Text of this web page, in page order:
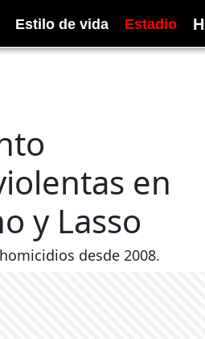
Estilo de vida Estadio H
en
y Lasso
desde 2008.